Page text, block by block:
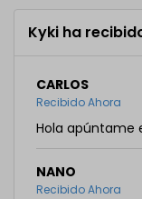
Kyki ha
CARLOS
Recibido Ahora
Hola apúntame
NANO
Recibido Ahora